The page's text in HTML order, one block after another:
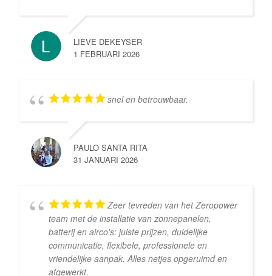
LIEVE DEKEYSER
1 FEBRUARI 2026
snel en betrouwbaar.
PAULO SANTA RITA
31 JANUARI 2026
Zeer tevreden van het Zeropower
team met de installatie van zonnepanelen,
batterij en airco's: juiste prijzen, duidelijke
communicatie, flexibele, professionele en
vriendelijke aanpak. Alles netjes opgeruimd en
afgewerkt.